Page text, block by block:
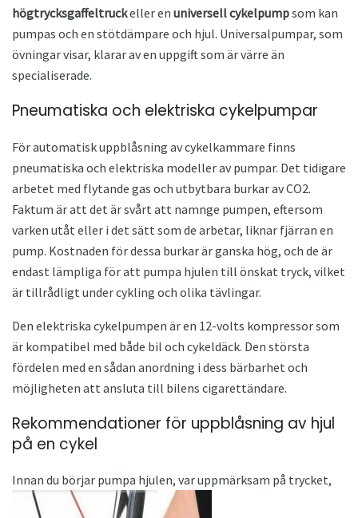
högtrycksgaffeltruckeller en universell cykelpumpsom kan
pumpas och en stötdämpare och hjul. Universalpumpar, som
övningar visar, klarar av en uppgift som är värre än
specialiserade.
Pneumatiska och elektriska cykelpumpar
För automatisk uppblåsning av cykelkammare finns
pneumatiska och elektriska modeller av pumpar. Det tidigare
arbetet med flytande gas och utbytbara burkar av CO2.
Faktum är att det är svårt att namnge pumpen, eftersom
varken utåt eller i det sätt som de arbetar, liknar fjärran en
pump. Kostnaden för dessa burkar är ganska hög, och de är
endast lämpliga för att pumpa hjulen till önskat tryck, vilket
är tillrådligt under cykling och olika tävlingar.
Den elektriska cykelpumpen är en 12-volts kompressor som
är kompatibel med både bil och cykeldäck. Den största
fördelen med en sådan anordning i dess bärbarhet och
möjligheten att ansluta till bilens cigarettändare.
Rekommendationer för uppblåsning av hjul
på en cykel
Innan du börjar pumpa hjulen, var uppmärksam på trycket,